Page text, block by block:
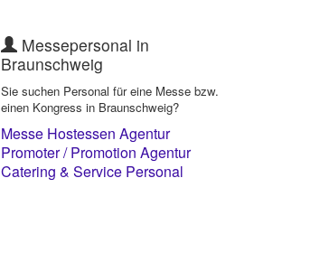
Messepersonal in
Braunschweig
Sie suchen Personal für eine Messe bzw.
einen Kongress in Braunschweig?
Messe Hostessen Agentur
Braunschweig
Promoter / Promotion Agentur
Braunschweig
Catering & Service Personal